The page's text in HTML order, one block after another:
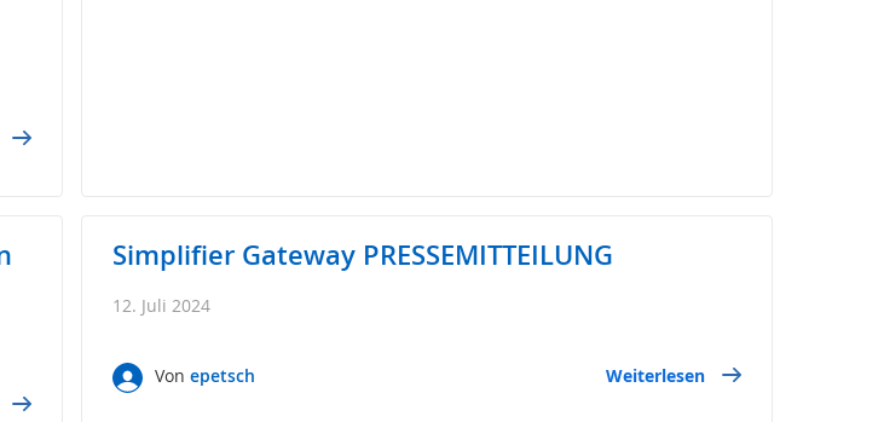
Simplifier Gateway PRESSEMITTEILUNG
12. Juli 2024
Von epetsch Weiterlesen